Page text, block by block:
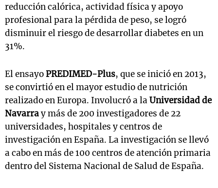
reducción calórica, actividad física y apoyo
profesional para la pérdida de peso, se logró
disminuir el riesgo de desarrollar diabetes en un
31%.
El ensayoPREDIMED-Plus, que se inició en 2013,
se convirtió en el mayor estudio de nutrición
realizado en Europa. Involucró a laUniversidad de
Navarray más de 200 investigadores de 22
universidades, hospitales y centros de
investigación en España. La investigación se llevó
a cabo en más de 100 centros de atención primaria
dentro del Sistema Nacional de Salud de España.